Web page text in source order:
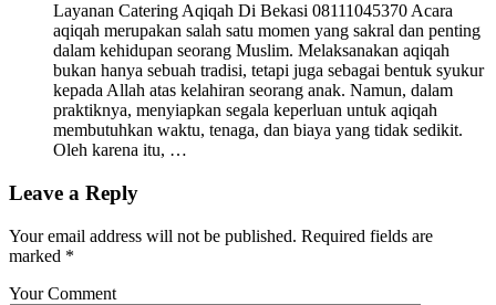
Layanan Catering Aqiqah Di Bekasi 08111045370 Acara
aqiqah merupakan salah satu momen yang sakral dan penting
dalam kehidupan seorang Muslim. Melaksanakan aqiqah
bukan hanya sebuah tradisi, tetapi juga sebagai bentuk syukur
kepada Allah atas kelahiran seorang anak. Namun, dalam
praktiknya, menyiapkan segala keperluan untuk aqiqah
membutuhkan waktu, tenaga, dan biaya yang tidak sedikit.
Oleh karena itu, …
Leave a Reply
Your email address will not be published. Required fields are
marked *
Your Comment